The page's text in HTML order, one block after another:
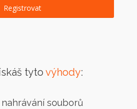
tyto výhody:
nahrávání souborů